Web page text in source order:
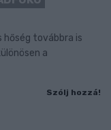
továbbra is
a
Szólj hozzá!